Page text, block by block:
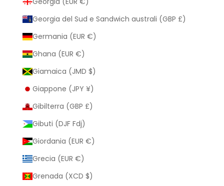
Georgia del Sud e Sandwich australi (GBP £)
Germania (EUR €)
Ghana (EUR €)
Giamaica (JMD $)
Giappone (JPY ¥)
Gibilterra (GBP £)
Gibuti (DJF Fdj)
Giordania (EUR €)
Grecia (EUR €)
Grenada (XCD $)